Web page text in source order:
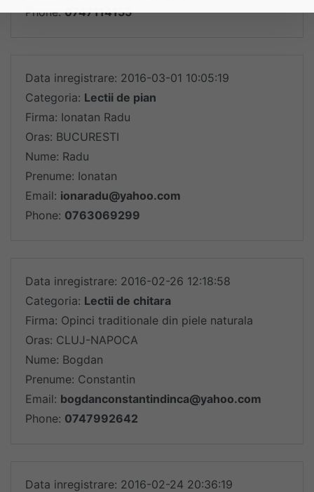
Phone:0747114155
Data inregistrare: 2016-03-01 10:05:19
Categoria: Lectii de pian
Firma: Ionatan Radu
Oras: BUCURESTI
Nume: Radu
Prenume: Ionatan
Email: ionaradu@yahoo.com
Phone: 0763069299
Data inregistrare: 2016-02-26 12:18:58
Categoria: Lectii de chitara
Firma: Opinci traditionale din piele naturala
Oras: CLUJ-NAPOCA
Nume: Bogdan
Prenume: Constantin
Email: bogdanconstantindinca@yahoo.com
Phone: 0747992642
Data inregistrare: 2016-02-24 20:36:19